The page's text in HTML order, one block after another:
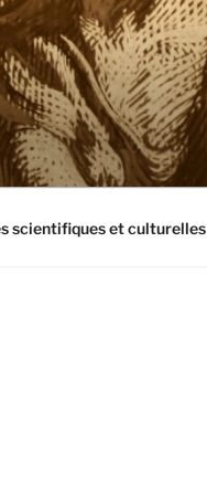
scientifiques et culturelles